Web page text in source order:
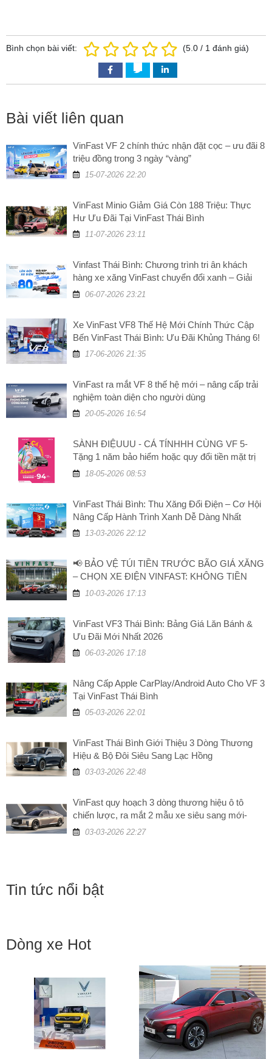
Tin tức nổi bật
Dòng xe Hot
Bình chọn bài viết: (5.0 / 1 đánh giá)
Bài viết liên quan
VinFast VF 2 chính thức nhận đặt cọc – ưu đãi 8
triệu đồng trong 3 ngày “vàng”
15-07-2026 22:20
VinFast Minio Giảm Giá Còn 188 Triệu: Thực
Hư Ưu Đãi Tại VinFast Thái Bình
11-07-2026 23:11
Vinfast Thái Bình: Chương trình tri ân khách
hàng xe xăng VinFast chuyển đổi xanh – Giải
đáp những câu hỏi thường gặp
06-07-2026 23:21
Xe VinFast VF8 Thế Hệ Mới Chính Thức Cập
Bến VinFast Thái Bình: Ưu Đãi Khủng Tháng 6!
17-06-2026 21:35
VinFast ra mắt VF 8 thế hệ mới – nâng cấp trải
nghiệm toàn diện cho người dùng
20-05-2026 16:54
SÀNH ĐIỆUUU - CÁ TÍNHHH CÙNG VF 5-
Tặng 1 năm bảo hiểm hoặc quy đổi tiền mặt trị
giá 5 triệu đồng
18-05-2026 08:53
VinFast Thái Bình: Thu Xăng Đổi Điện – Cơ Hội
Nâng Cấp Hành Trình Xanh Dễ Dàng Nhất
13-03-2026 22:12
📢 BẢO VỆ TÚI TIỀN TRƯỚC BÃO GIÁ XĂNG
– CHỌN XE ĐIỆN VINFAST: KHÔNG TIỀN
XĂNG, TĂNG GIÁ TRỊ!
10-03-2026 17:13
VinFast VF3 Thái Bình: Bảng Giá Lăn Bánh &
Ưu Đãi Mới Nhất 2026
06-03-2026 17:18
Nâng Cấp Apple CarPlay/Android Auto Cho VF 3
Tại VinFast Thái Bình
05-03-2026 22:01
VinFast Thái Bình Giới Thiệu 3 Dòng Thương
Hiệu & Bộ Đôi Siêu Sang Lạc Hồng
03-03-2026 22:48
VinFast quy hoạch 3 dòng thương hiệu ô tô
chiến lược, ra mắt 2 mẫu xe siêu sang mới-
Vinfast Thái
03-03-2026 22:27